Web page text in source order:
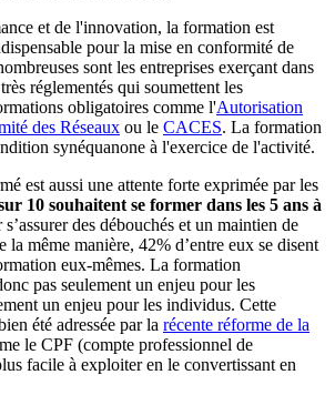
et de l'innovation, la formation est
pour la mise en conformité de
sont les entreprises exerçant dans
réglementés qui soumettent les
obligatoires comme l'Autorisation
des Réseaux ou le CACES. La formation
synéquanone à l'exercice de l'activité.
est aussi une attente forte exprimée par les
10 souhaitent se former dans les 5 ans à
des débouchés et un maintien de
même manière, 42% d’entre eux se disent
eux-mêmes. La formation
pas seulement un enjeu pour les
un enjeu pour les individus. Cette
été adressée par la récente réforme de la
le CPF (compte professionnel de
facile à exploiter en le convertissant en